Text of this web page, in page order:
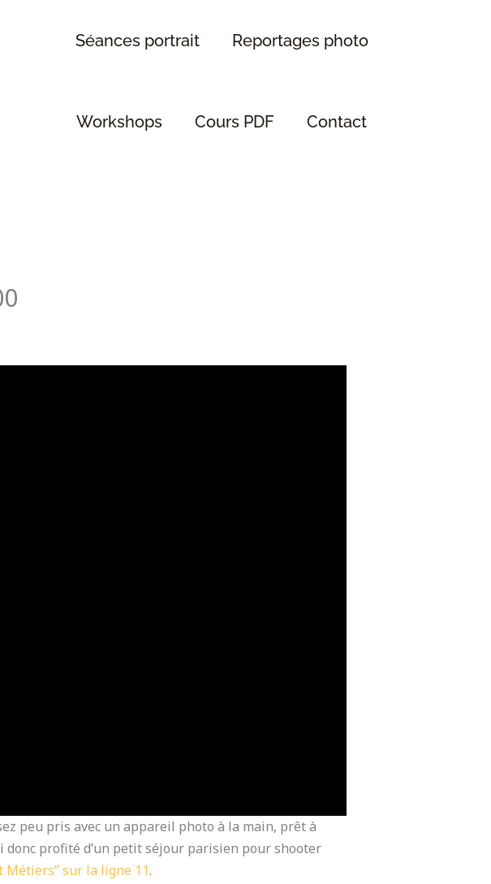
Séances portrait Reportages photo
Workshops Cours PDF Contact
peu pris avec un appareil photo à la main, prêt à
donc profité d’un petit séjour parisien pour shooter
Métiers” sur la ligne 11.